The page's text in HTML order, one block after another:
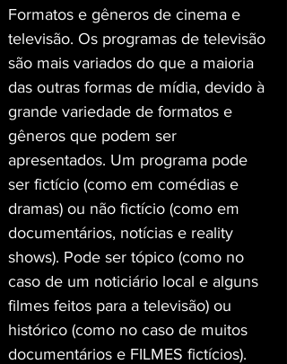
Formatos e gêneros de cinema e
televisão. Os programas de televisão
são mais variados do que a maioria
das outras formas de mídia, devido à
grande variedade de formatos e
gêneros que podem ser
apresentados. Um programa pode
ser fictício (como em comédias e
dramas) ou não fictício (como em
documentários, notícias e reality
shows). Pode ser tópico (como no
caso de um noticiário local e alguns
filmes feitos para a televisão) ou
histórico (como no caso de muitos
documentários e FILMES fictícios).